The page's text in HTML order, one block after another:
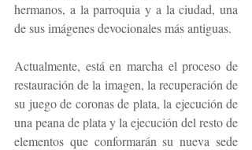
hermanos, a la parroquia y a la ciudad, una
de sus imágenes devocionales más antiguas.
Actualmente, está en marcha el proceso de
restauración de la imagen, la recuperación de
su juego de coronas de plata, la ejecución de
una peana de plata y la ejecución del resto de
elementos que conformarán su nueva sede